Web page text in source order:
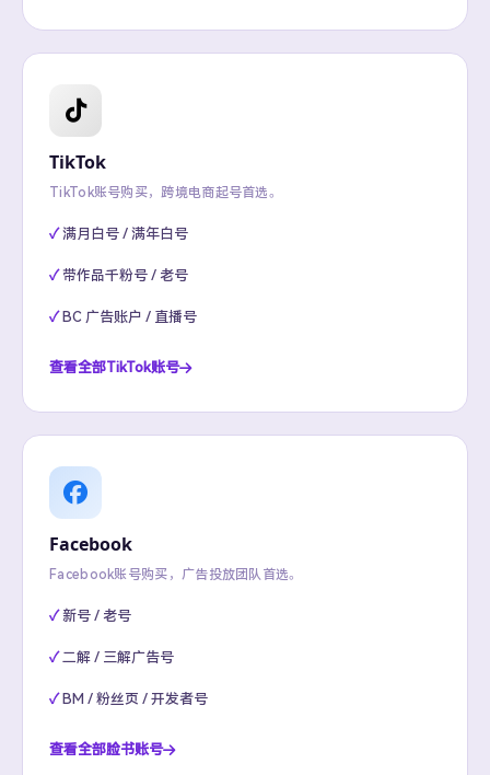
TikTok
TikTok账号购买，跨境电商起号首选。
满月白号 / 满年白号
带作品千粉号 / 老号
BC 广告账户 / 直播号
查看全部TikTok账号
Facebook
Facebook账号购买，广告投放团队首选。
新号 / 老号
二解 / 三解广告号
BM / 粉丝页 / 开发者号
查看全部脸书账号